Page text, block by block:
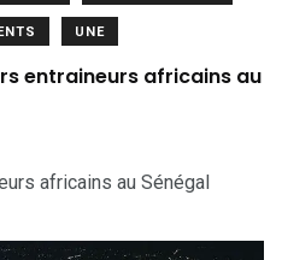
UNE
entraineurs africains au
africains au Sénégal